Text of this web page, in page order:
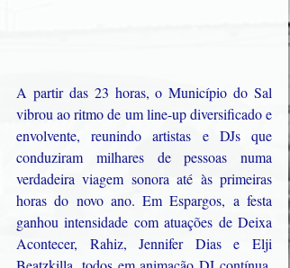
A partir das 23 horas, o Município do Sal
vibrou ao ritmo de um line-up diversificado e
envolvente, reunindo artistas e DJs que
conduziram milhares de pessoas numa
verdadeira viagem sonora até às primeiras
horas do novo ano. Em Espargos, a festa
ganhou intensidade com atuações de Deixa
Acontecer, Rahiz, Jennifer Dias e Elji